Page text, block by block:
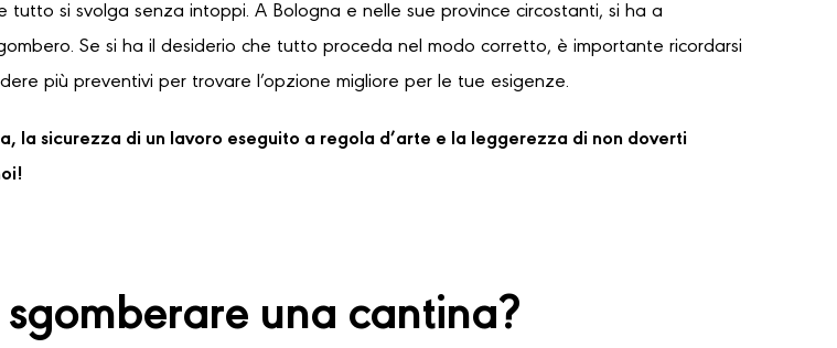
si svolga senza intoppi. A Bologna e nelle sue province circostanti, si ha a
Se si ha il desiderio che tutto proceda nel modo corretto, è importante ricordarsi
più preventivi per trovare l’opzione migliore per le tue esigenze.
la sicurezza di un lavoro eseguito a regola d’arte e la leggerezza di non doverti
una cantina?